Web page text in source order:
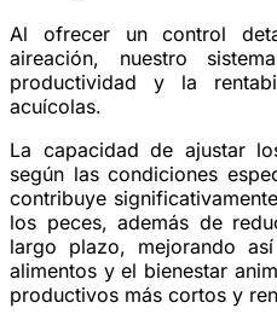
Al ofrecer un control
aireación, nuestro
productividad y la
acuícolas.
La capacidad de ajustar
según las condiciones
contribuye
los peces, además de
largo plazo, mejorando
alimentos y el bienestar
productivos más cortos y